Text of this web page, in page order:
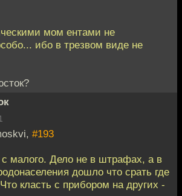
мом ентами не
ибо в трезвом виде не
#193
малого. Дело не в штрафах, а в
дошло что срать где
класть с прибором на других -